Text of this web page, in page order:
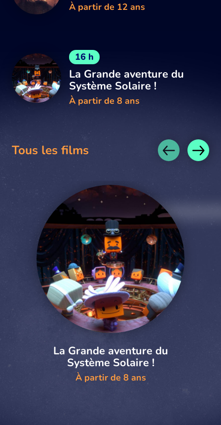
À partir de 12 ans
16 h
La Grande aventure du
Système Solaire !
À partir de 8 ans
Tous les films
La Grande aventure du
Système Solaire !
À partir de 8 ans